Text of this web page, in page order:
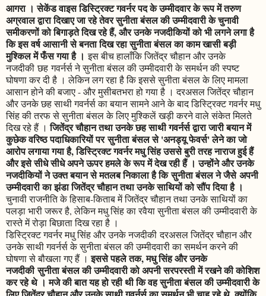
आगरा । सेकेंड वाइस डिस्ट्रिक्ट गवर्नर पद के उम्मीदवार के रूप में तरुण
अग्रवाल द्वारा दिखाए जा रहे तेवर सुनीता बंसल की उम्मीदवारी के चुनावी
समीकरणों को बिगाड़ते दिख रहे हैं, और उनके नजदीकियों को भी लगने लगा है
कि इस वर्ष आसानी से बनता दिख रहा सुनीता बंसल का काम खासी बड़ी
मुश्किल में फँस गया है । इस बीच हालाँकि जितेंद्र चौहान और उनके
नजदीकी छह गवर्नर्स ने सुनीता बंसल की उम्मीदवारी के समर्थन की स्पष्ट
घोषणा कर दी है । लेकिन लग रहा है कि इससे सुनीता बंसल के लिए मामला
आसान होने की बजाए - और मुसीबतभरा हो गया है । दरअसल जितेंद्र चौहान
और उनके छह साथी गवर्नर्स का बयान सामने आने के बाद डिस्ट्रिक्ट गवर्नर मधु
सिंह की तरफ से सुनीता बंसल के लिए मुश्किलें खड़ी करने वाले संकेत मिलते
दिख रहे हैं ।जितेंद्र चौहान तथा उनके छह साथी गवर्नर्स द्वारा जारी बयान में
कुछेक वरिष्ठ पदाधिकारियों पर सुनीता बंसल से 'अनड्यू फेवर्स' लेने का जो
आरोप लगाया गया है, डिस्ट्रिक्ट गवर्नर मधु सिंह उससे बुरी तरह नाराज हुई हैं
और इसे सीधे सीधे अपने ऊपर हमले के रूप में देख रही हैं । उन्होंने और उनके
नजदीकियों ने उक्त बयान से मतलब निकाला है कि सुनीता बंसल ने जैसे अपनी
उम्मीदवारी का झंडा जितेंद्र चौहान तथा उनके साथियों को सौंप दिया है ।
चुनावी राजनीति के हिसाब-किताब में जितेंद्र चौहान तथा उनके साथियों का
पलड़ा भारी जरूर है, लेकिन मधु सिंह का रवैया सुनीता बंसल की उम्मीदवारी के
रास्ते में रोड़ा बिछाता दिख रहा है ।
डिस्ट्रिक्ट गवर्नर मधु सिंह और उनके नजदीकी दरअसल जितेंद्र चौहान और
उनके साथी गवर्नर्स के सुनीता बंसल की उम्मीदवारी का समर्थन करने की
घोषणा से बौखला गए हैं ।इससे पहले तक, मधु सिंह और उनके
नजदीकी सुनीता बंसल की उम्मीदवारी को अपनी सरपरस्ती में रखने की कोशिश
कर रहे थे । मजे की बात यह हो रही थी कि वह सुनीता बंसल की उम्मीदवारी के